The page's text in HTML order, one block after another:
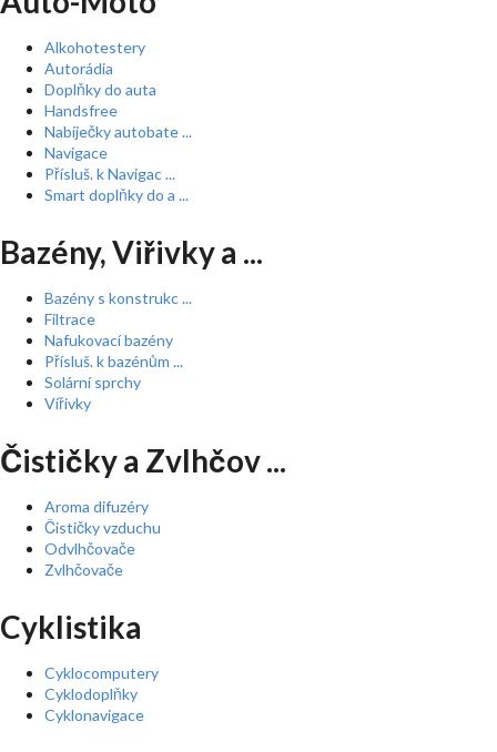
Alkohotestery
Autorádia
Doplňky do auta
Handsfree
Nabíječky autobate ...
Navigace
Přísluš. k Navigac ...
Smart doplňky do a ...
Bazény, Viřivky a ...
Bazény s konstrukc ...
Filtrace
Nafukovací bazény
Přísluš. k bazénům ...
Solární sprchy
Vířivky
Čističky a Zvlhčov ...
Aroma difuzéry
Čističky vzduchu
Odvlhčovače
Zvlhčovače
Cyklistika
Cyklocomputery
Cyklodoplňky
Cyklonavigace